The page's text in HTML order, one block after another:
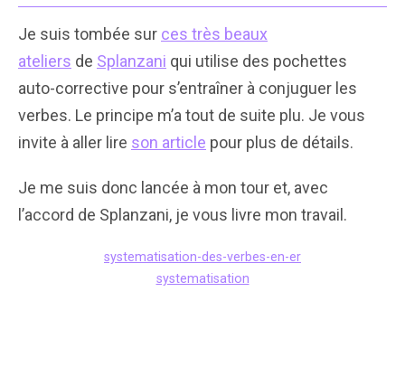
Je suis tombée sur ces très beaux
ateliers de Splanzani qui utilise des pochettes
auto-corrective pour s’entraîner à conjuguer les
verbes. Le principe m’a tout de suite plu. Je vous
invite à aller lire son article pour plus de détails.
Je me suis donc lancée à mon tour et, avec
l’accord de Splanzani, je vous livre mon travail.
systematisation-des-verbes-en-er
systematisation